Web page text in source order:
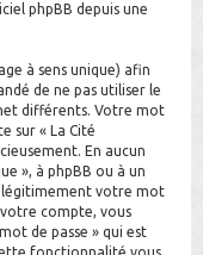
phpBB depuis une
à sens unique) afin
de ne pas utiliser le
différents. Votre mot
sur « La Cité
En aucun
», à phpBB ou à un
légitimement votre mot
votre compte, vous
de passe » qui est